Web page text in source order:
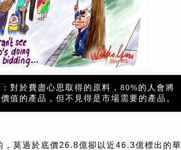
對於費盡心思取得的原料，80%的人會將
值的產品，但不見得是市場需要的產品。
，莫過於底價26.8億卻以近46.3億標出的華